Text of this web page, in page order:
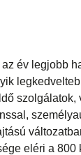
év legjobb
eléri a